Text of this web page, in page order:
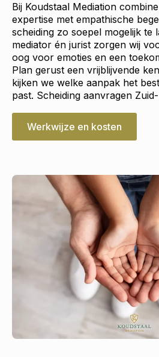
Bij Koudstaal Mediation
expertise met empathische
scheiding zo soepel mogelijk te
mediator én jurist zorgen wij
oog voor emoties en een
Plan gerust een vrijblijvende
kijken we welke aanpak het
past. Scheiding aanvragen
Werkwijze en kosten